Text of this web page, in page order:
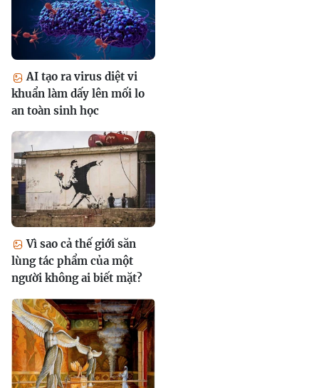
AI tạo ra virus diệt vi
khuẩn làm dấy lên mối lo
an toàn sinh học
Vì sao cả thế giới săn
lùng tác phẩm của một
người không ai biết mặt?